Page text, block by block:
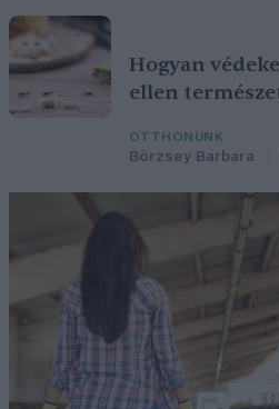
Hogyan
ellen
OTTHONUNK
Börzsey Barbara